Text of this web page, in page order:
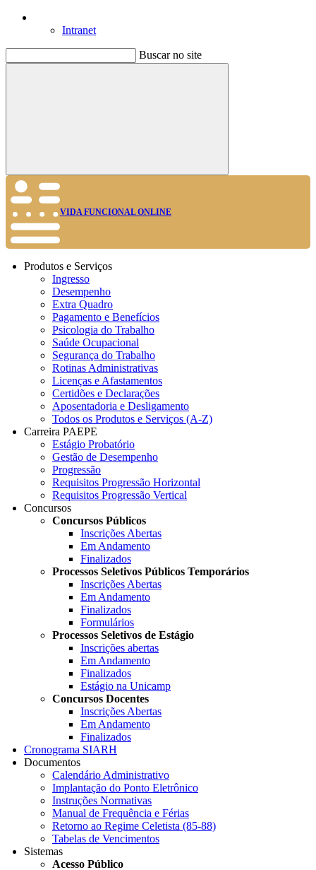
Intranet
Buscar no site
Buscar
VIDA FUNCIONAL ONLINE
Produtos e Serviços
Ingresso
Desempenho
Extra Quadro
Pagamento e Benefícios
Psicologia do Trabalho
Saúde Ocupacional
Segurança do Trabalho
Rotinas Administrativas
Licenças e Afastamentos
Certidões e Declarações
Aposentadoria e Desligamento
Todos os Produtos e Serviços (A-Z)
Carreira PAEPE
Estágio Probatório
Gestão de Desempenho
Progressão
Requisitos Progressão Horizontal
Requisitos Progressão Vertical
Concursos
Concursos Públicos
Inscrições Abertas
Em Andamento
Finalizados
Processos Seletivos Públicos Temporários
Inscrições Abertas
Em Andamento
Finalizados
Formulários
Processos Seletivos de Estágio
Inscrições abertas
Em Andamento
Finalizados
Estágio na Unicamp
Concursos Docentes
Inscrições Abertas
Em Andamento
Finalizados
Cronograma SIARH
Documentos
Calendário Administrativo
Implantação do Ponto Eletrônico
Instruções Normativas
Manual de Frequência e Férias
Retorno ao Regime Celetista (85-88)
Tabelas de Vencimentos
Sistemas
Acesso Público